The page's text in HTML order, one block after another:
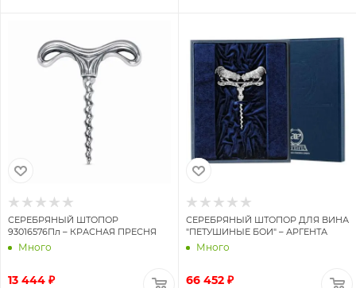
СЕРЕБРЯНЫЙ ШТОПОР
93016576Пл – КРАСНАЯ ПРЕСНЯ
Много
13 444 ₽
СЕРЕБРЯНЫЙ ШТОПОР ДЛЯ ВИНА
"ПЕТУШИНЫЕ БОИ" – АРГЕНТА
Много
66 452 ₽